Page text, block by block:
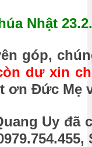
Nhật
góp,
dư xin
ơn Đức Mẹ
Uy